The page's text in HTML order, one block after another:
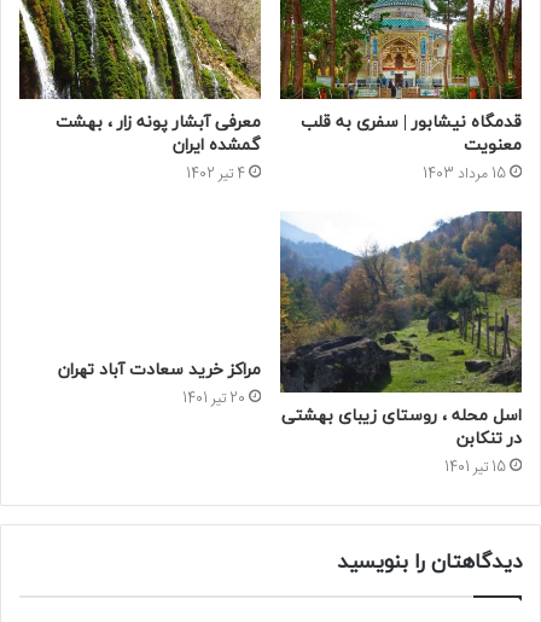
قدمگاه نیشابور | سفری به قلب
معنویت
15 مرداد 1403
معرفی آبشار پونه زار ، بهشت
گمشده ایران
4 تیر 1402
اسل محله ، روستای زیبای بهشتی
در تنکابن
15 تیر 1401
دیدگاهتان را بنویسید